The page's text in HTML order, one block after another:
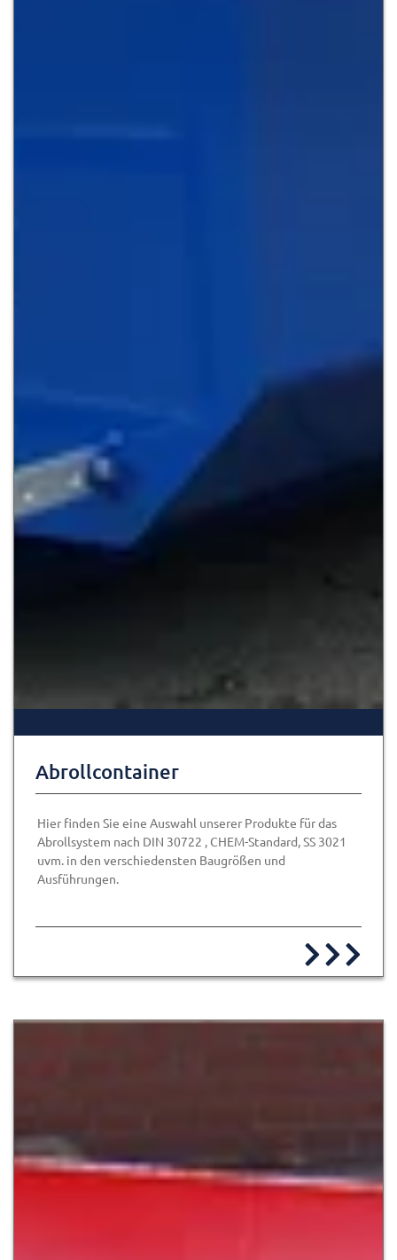
Abrollcontainer
Hier finden Sie eine Auswahl unserer Produkte für das
Abrollsystem nach DIN 30722 , CHEM-Standard, SS 3021
uvm. in den verschiedensten Baugrößen und
Ausführungen.